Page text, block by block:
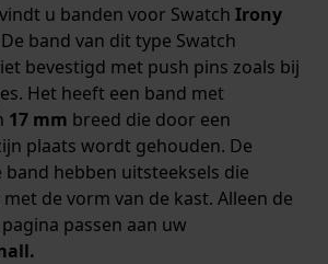
u banden voor Swatch Irony
band van dit type Swatch
bevestigd met push pins zoals bij
Het heeft een band met
17 mm breed die door een
plaats wordt gehouden. De
hebben uitsteeksels die
de vorm van de kast. Alleen de
passen aan uw